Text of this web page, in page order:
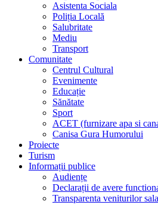
Asistenta Sociala
Poliția Locală
Salubritate
Mediu
Transport
Comunitate
Centrul Cultural
Evenimente
Educație
Sănătate
Sport
ACET (furnizare apa si
Canisa Gura Humorului
Proiecte
Turism
Informații publice
Audiențe
Declarații de avere
Transparenta veniturilor